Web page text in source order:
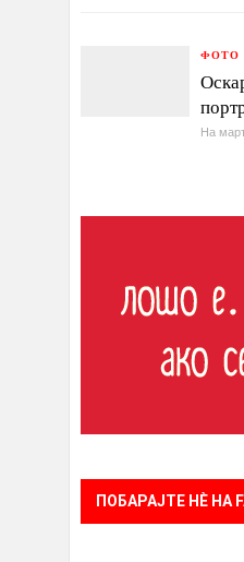
ФОТО
На
ПОБАРАЈТЕ НÈ НА